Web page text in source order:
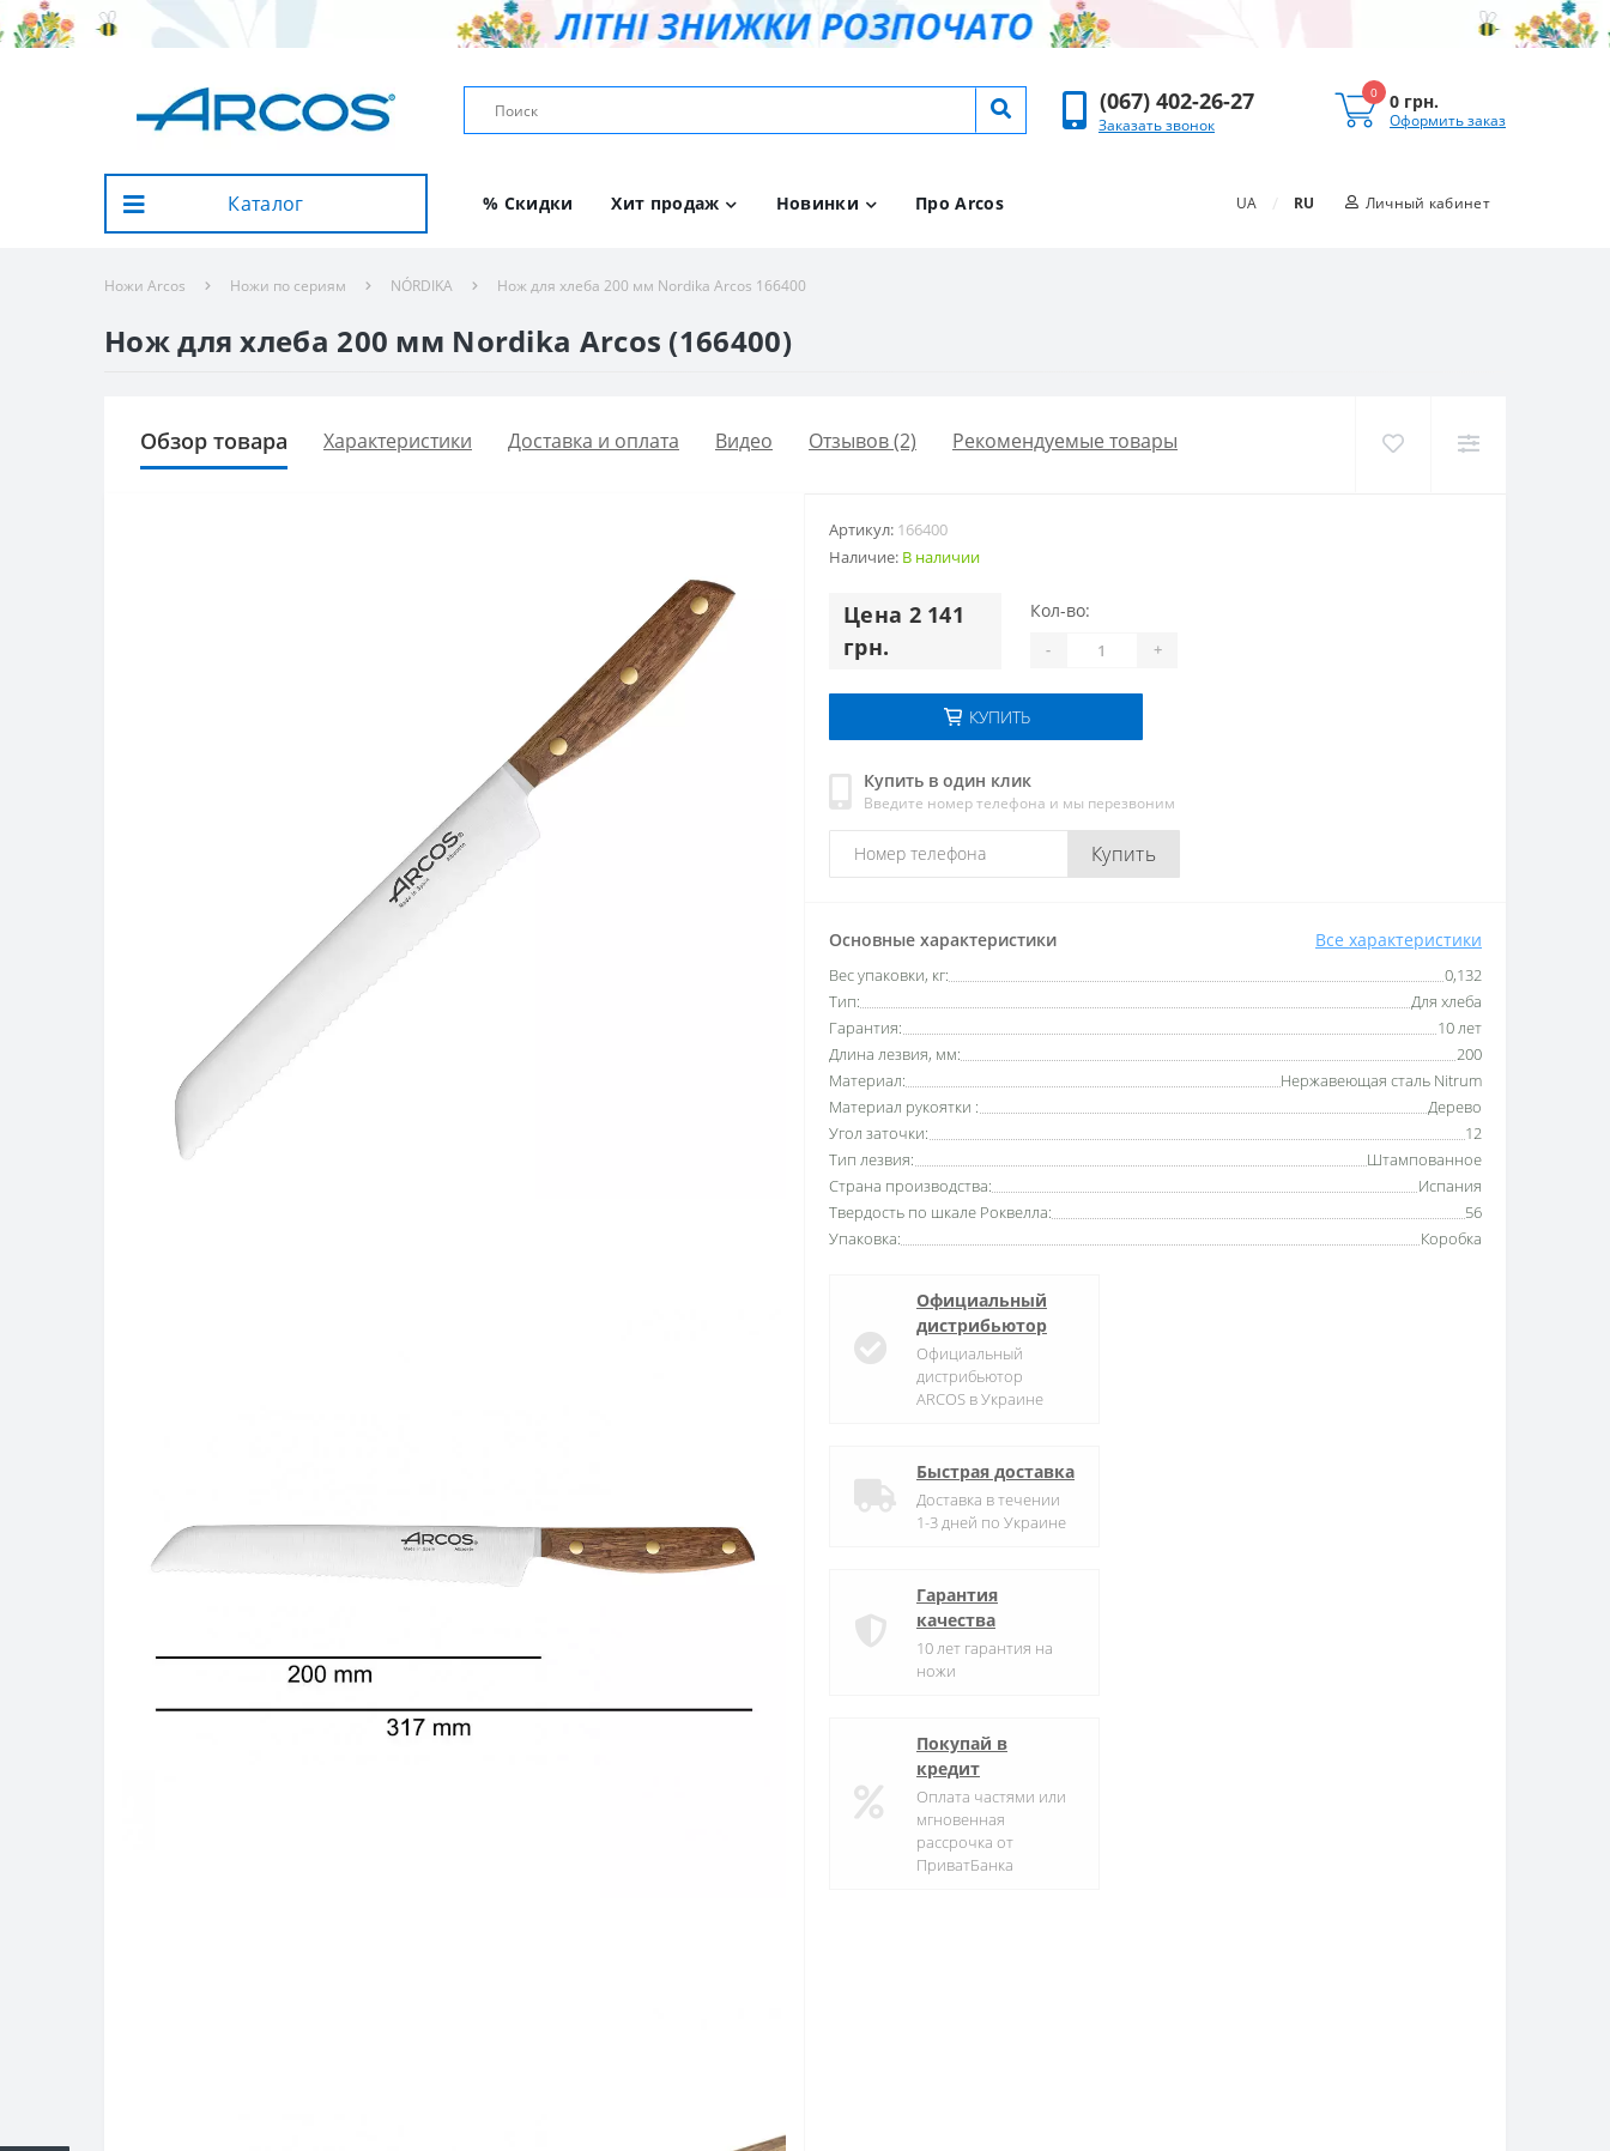
(067) 402-26-27
Заказать звонок
0 0 грн.
Оформить заказ
Каталог % Скидки Хит продаж Новинки Про Arcos UA / RU Личный кабинет
Ножи Arcos Ножи по сериям NÓRDIKA Нож для хлеба 200 мм Nordika Arcos 166400
Нож для хлеба 200 мм Nordika Arcos (166400)
Обзор товара Характеристики Доставка и оплата Видео Отзывов (2) Рекомендуемые товары
Артикул: 166400
Наличие: В наличии
Цена 2 141
грн.
Кол-во:
- +
КУПИТЬ
Купить в один клик
Введите номер телефона и мы перезвоним
Купить
Основные характеристики Все характеристики
Вес упаковки, кг:
0,132
Тип:
Для хлеба
Гарантия:
10 лет
Длина лезвия, мм:
200
Материал:
Нержавеющая сталь Nitrum
Материал рукоятки :
Дерево
Угол заточки:
12
Тип лезвия:
Штампованное
Страна производства:
Испания
Твердость по шкале Роквелла:
56
Упаковка:
Коробка
Официальный
дистрибьютор
Официальный
дистрибьютор
ARCOS в Украине
Быстрая доставка
Доставка в течении
1-3 дней по Украине
Гарантия
качества
10 лет гарантия на
ножи
Покупай в
кредит
Оплата частями или
мгновенная
рассрочка от
ПриватБанка